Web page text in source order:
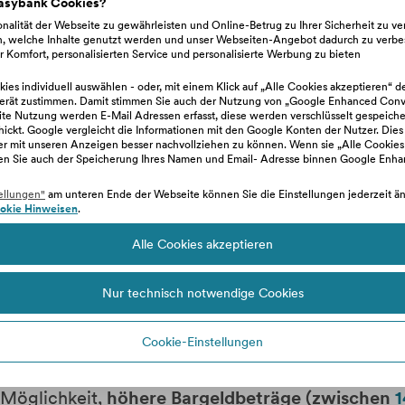
App:
"Überweisen" ein
Euro und 130 Euro aus
den SmartCash Code anzufordern
einen BAWAG Geldautomaten in Ihrer
höhere Bargeldbeträge (zwischen
Cookies?
der Webseite zu gewährleisten und Online-Betrug zu Ihrer Sicherheit zu
welche Inhalte genutzt werden und unser Webseiten-Angebot dadurch zu
Komfort, personalisierten Service und personalisierte Werbung zu bieten
individuell auswählen - oder, mit einem Klick auf „Alle Cookies akzeptieren“
zustimmen. Damit stimmen Sie auch der Nutzung von „Google Enhanced
Nutzung werden E-Mail Adressen erfasst, diese werden verschlüsselt
Google vergleicht die Informationen mit den Google Konten der Nutzer.
mit unseren Anzeigen besser nachvollziehen zu können. Wenn sie „Alle
Sie auch der Speicherung Ihres Namen und Email- Adresse binnen Google
am unteren Ende der Webseite können Sie die Einstellungen jederzeit
Hinweisen.
Alle Cookies akzeptieren
Nur technisch notwendige Cookies
Cookie-Einstellungen